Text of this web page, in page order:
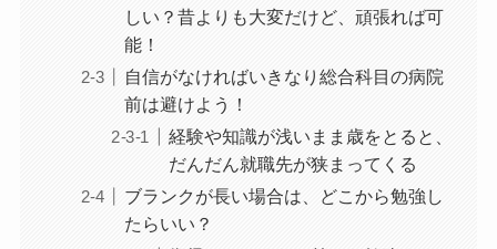
しい？昔よりも大変だけど、頑張れば可
能！
自信がなければいきなり総合科目の病院
前は避けよう！
経験や知識が浅いまま歳をとると、
だんだん就職先が狭まってくる
ブランクが長い場合は、どこから勉強し
たらいい？